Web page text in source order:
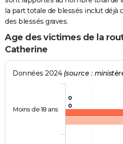
la part totale de blessés inclut déjà
des blessés graves.
Age des victimes de la
Catherine
Données 2024 (source :
0
0
Moins de 18 ans